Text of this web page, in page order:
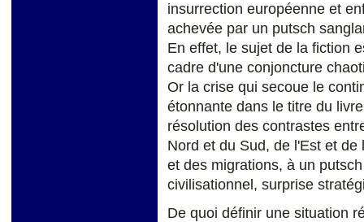
insurrection européenne et
achevée par un putsch
En effet, le sujet de la fiction
cadre d'une conjoncture
Or la crise qui secoue le
étonnante dans le titre du
résolution des contrastes
Nord et du Sud, de l'Est et
et des migrations, à un
civilisationnel, surprise
De quoi définir une situation